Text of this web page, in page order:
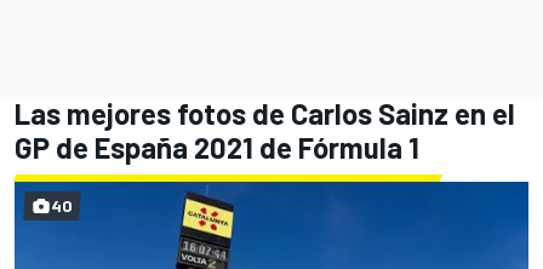
Las mejores fotos de Carlos Sainz en el
GP de España 2021 de Fórmula 1
40